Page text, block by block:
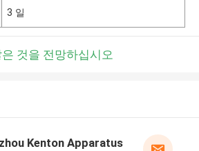
3 일
것을 전망하십시오
Kenton Apparatus